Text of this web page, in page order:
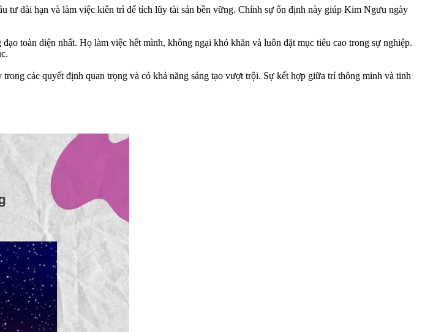
tư dài hạn và làm việc kiên trì để tích lũy tài sản bền vững. Chính sự ổn định này giúp Kim Ngưu ngày
toàn diện nhất. Họ làm việc hết mình, không ngại khó khăn và luôn đặt mục tiêu cao trong sự nghiệp.
các quyết định quan trọng và có khả năng sáng tạo vượt trội. Sự kết hợp giữa trí thông minh và tinh